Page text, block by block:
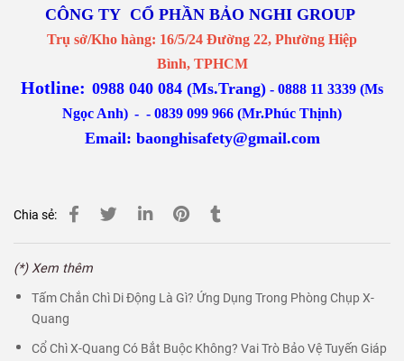
CÔNG TY CỔ PHẦN BẢO NGHI GROUP
Trụ sở/Kho hàng: 16/5/24 Đường 22, Phường Hiệp
Bình, TPHCM
Hotline: 0988 040 084 (Ms.Trang) - 0888 11 3339 (Ms
Ngọc Anh) - - 0839 099 966 (Mr.Phúc Thịnh)
Email: baonghisafety@gmail.com
Chia sẻ:
(*) Xem thêm
Tấm Chắn Chì Di Động Là Gì? Ứng Dụng Trong Phòng Chụp X-
Quang
Cổ Chì X-Quang Có Bắt Buộc Không? Vai Trò Bảo Vệ Tuyến Giáp